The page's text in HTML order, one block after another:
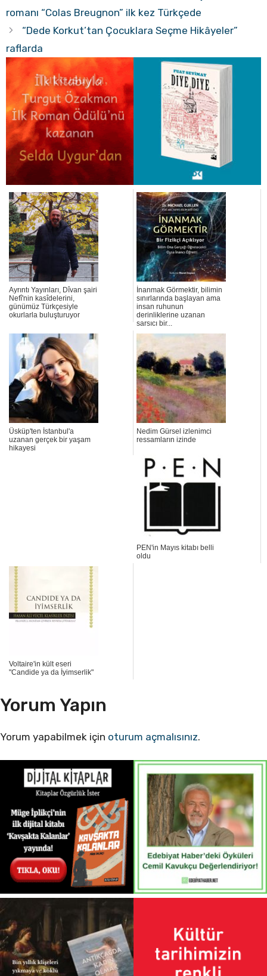
romanı “Colas Breugnon” ilk kez Türkçede
“Dede Korkut’tan Çocuklara Seçme Hikâyeler”
raflarda
Ayrıntı Yayınları, Dîvan şairi
Nefî'nin kasîdelerini,
günümüz Türkçesiyle
okurlarla buluşturuyor
İnanmak Görmektir, bilimin
sınırlarında başlayan ama
insan ruhunun
derinliklerine uzanan
sarsıcı bir...
Üsküp'ten İstanbul'a
uzanan gerçek bir yaşam
hikayesi
Nedim Gürsel izlenimci
ressamların izinde
PEN'in Mayıs kitabı belli
oldu
Voltaire'in kült eseri
"Candide ya da İyimserlik"
Yorum Yapın
Yorum yapabilmek için oturum açmalısınız.